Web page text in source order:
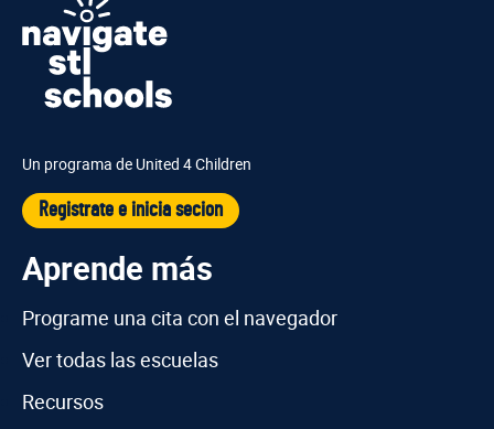
Un programa de United 4 Children
Registrate e inicia secion
Aprende más
Programe una cita con el navegador
Ver todas las escuelas
Recursos